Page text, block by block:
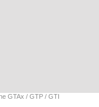
GTAx / GTP / GTI